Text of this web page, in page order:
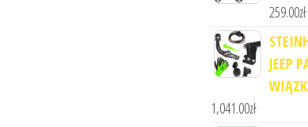
259.00zł
JEEP
1,041.00zł